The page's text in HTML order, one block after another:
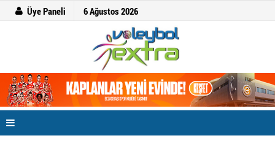
Üye Paneli 6 Ağustos 2026